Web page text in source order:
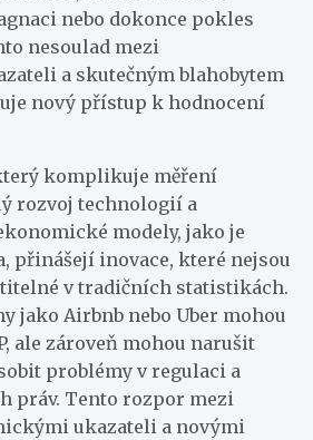
nebo dokonce pokles
nesoulad mezi
a skutečným blahobytem
nový přístup k hodnocení
komplikuje měření
rozvoj technologií a
modely, jako je
přinášejí inovace, které nejsou
v tradičních statistikách.
jako Airbnb nebo Uber mohou
ale zároveň mohou narušit
problémy v regulaci a
práv. Tento rozpor mezi
ukazateli a novými